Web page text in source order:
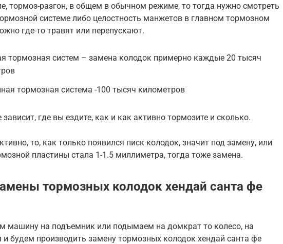
тормоз-разгон, в общем в обычном режиме, то тогда нужно смотреть
системе либо целостность манжетов в главном тормозном
где-то травят или перепускают.
тормозная систем – замена колодок примерно каждые 20 тысяч
тормозная система -100 тысяч километров
где вы ездите, как и как активно тормозите и сколько.
то, как только появился писк колодок, значит под замену, или
пластины стала 1-1.5 миллиметра, тогда тоже замена.
тормозных колодок хендай санта фе
машину на подъемник или подымаем на домкрат то колесо, на
и будем производить замену тормозных колодок хендай санта фе